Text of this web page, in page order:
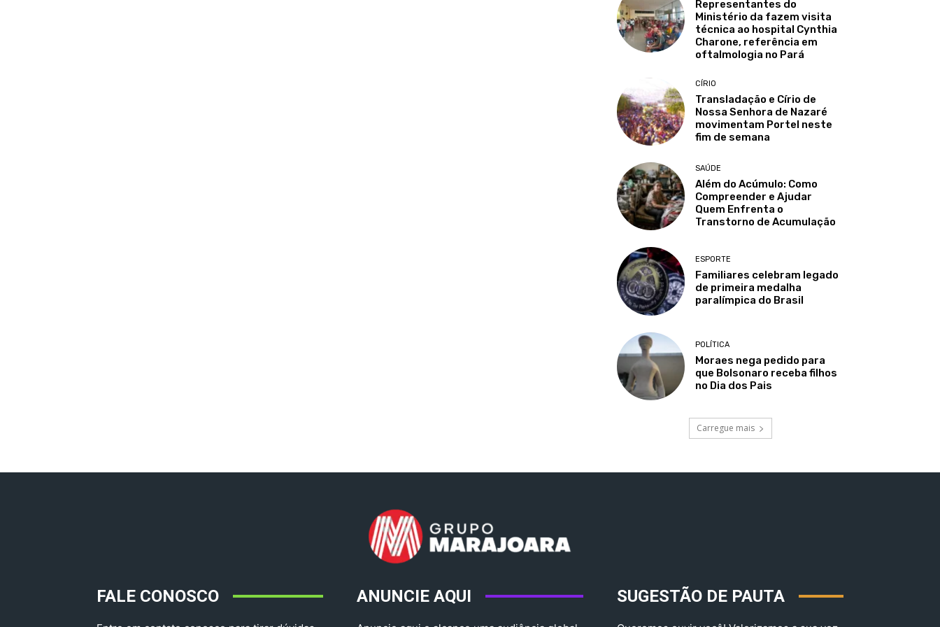
Representantes do
Ministério da fazem visita
técnica ao hospital Cynthia
Charone, referência em
oftalmologia no Pará
CÍRIO
Transladação e Círio de
Nossa Senhora de Nazaré
movimentam Portel neste
fim de semana
SAÚDE
Além do Acúmulo: Como
Compreender e Ajudar
Quem Enfrenta o
Transtorno de Acumulação
ESPORTE
Familiares celebram legado
de primeira medalha
paralímpica do Brasil
POLÍTICA
Moraes nega pedido para
que Bolsonaro receba filhos
no Dia dos Pais
Carregue mais
FALE CONOSCO ANUNCIE AQUI SUGESTÃO DE PAUTA